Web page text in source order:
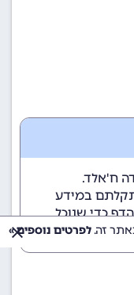
ח'אלד.
במידע
כדי שנוכל
לפרטים נוספים »